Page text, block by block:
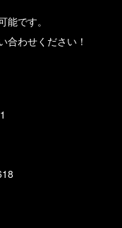
です。
合わせください！